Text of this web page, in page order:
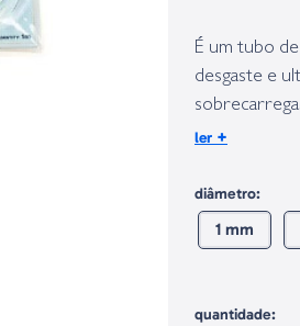
conforme
É um tubo
desgaste e
líder de
ler +
diâmetro:
1 mm
quantidade: